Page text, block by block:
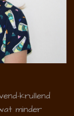
krullend
minder